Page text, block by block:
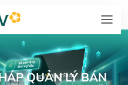
QUẢN LÝ BÁN